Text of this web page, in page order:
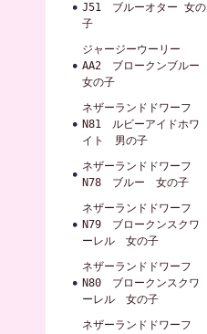
J51 ブルーオター 女の
子
ジャージーウーリー
AA2 ブロークンブルー
女の子
ネザーランドドワーフ
N81 ルビーアイドホワ
イト 男の子
ネザーランドドワーフ
N78 ブルー 女の子
ネザーランドドワーフ
N79 ブロークンスクワ
ーレル 女の子
ネザーランドドワーフ
N80 ブロークンスクワ
ーレル 女の子
ネザーランドドワーフ